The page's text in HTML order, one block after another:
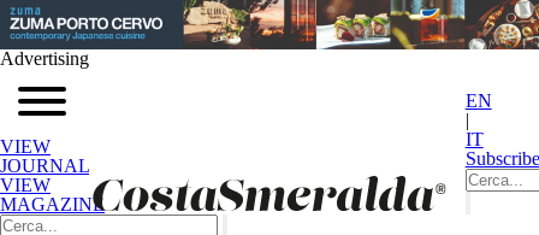
Advertising
VIEW
JOURNAL
VIEW
MAGAZINE
EN
|
IT
Subscribe